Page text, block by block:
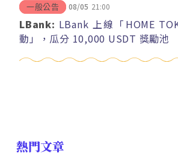
一般公告 08/05 21:00
LBank: LBank 上線「HOME
動」，瓜分 10,000 USDT 獎勵池
熱門文章